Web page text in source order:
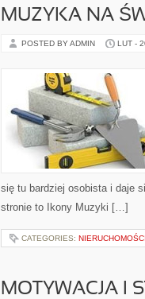
MUZYKA NA
POSTED BY ADMIN LUT -
się tu bardziej osobista i daje
stronie to Ikony Muzyki […]
CATEGORIES: NIERUCHOMOŚCI
MOTYWACJA I